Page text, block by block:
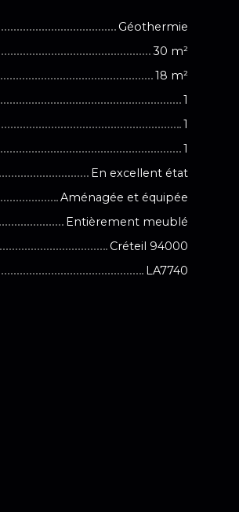
Géothermie
30 m²
18 m²
1
1
1
En excellent état
Aménagée et équipée
Entièrement meublé
Créteil 94000
LA7740